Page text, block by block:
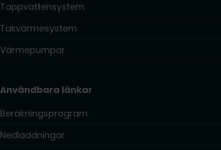
Tappvattensystem
Takvärmesystem
Värmepumpar
Användbara länkar
Beräkningsprogram
Nedladdningar